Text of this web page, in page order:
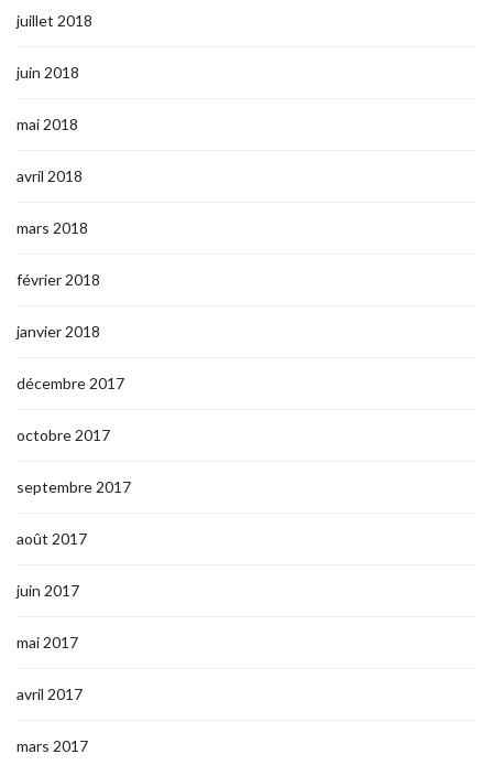
juillet 2018
juin 2018
mai 2018
avril 2018
mars 2018
février 2018
janvier 2018
décembre 2017
octobre 2017
septembre 2017
août 2017
juin 2017
mai 2017
avril 2017
mars 2017